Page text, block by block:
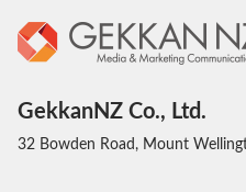
GekkanNZ Co., Ltd.
32 Bowden Road, Mount